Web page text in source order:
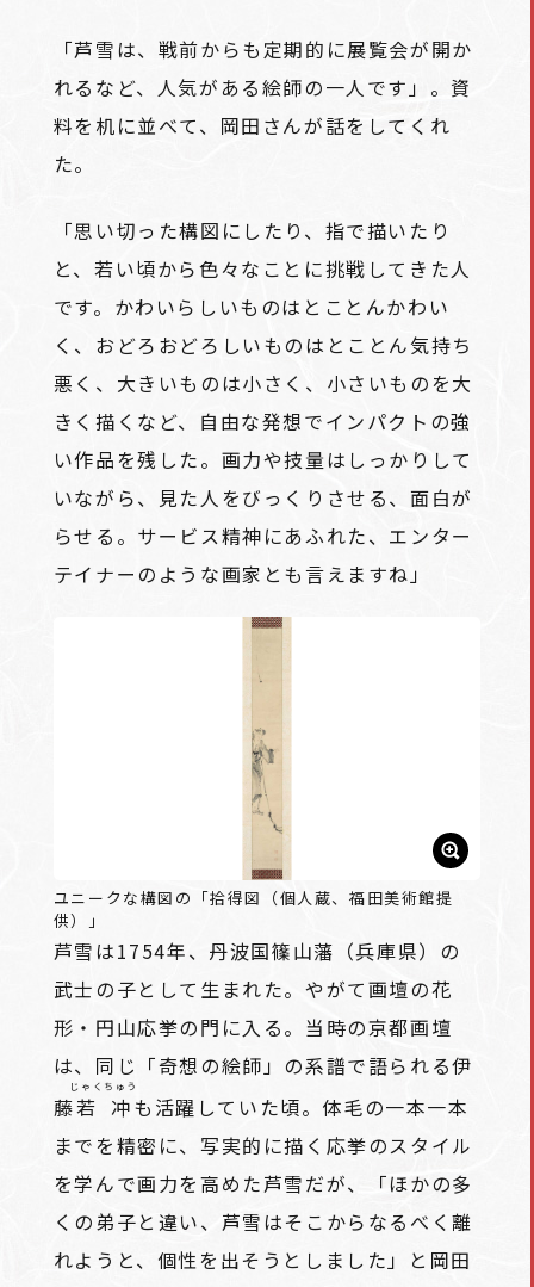
「芦雪は、戦前からも定期的に展覧会が開か
れるなど、人気がある絵師の一人です」。資
料を机に並べて、岡田さんが話をしてくれ
た。
「思い切った構図にしたり、指で描いたり
と、若い頃から色々なことに挑戦してきた人
です。かわいらしいものはとことんかわい
く、おどろおどろしいものはとことん気持ち
悪く、大きいものは小さく、小さいものを大
きく描くなど、自由な発想でインパクトの強
い作品を残した。画力や技量はしっかりして
いながら、見た人をびっくりさせる、面白が
らせる。サービス精神にあふれた、エンター
テイナーのような画家とも言えますね」
ユニークな構図の「拾得図（個人蔵、福田美術館提
供）」
芦雪は1754年、丹波国篠山藩（兵庫県）の
武士の子として生まれた。やがて画壇の花
形・円山応挙の門に入る。当時の京都画壇
は、同じ「奇想の絵師」の系譜で語られる伊
藤若冲
じゃくちゅう
も活躍していた頃。体毛の一本一本
までを精密に、写実的に描く応挙のスタイル
を学んで画力を高めた芦雪だが、「ほかの多
くの弟子と違い、芦雪はそこからなるべく離
れようと、個性を出そうとしました」と岡田